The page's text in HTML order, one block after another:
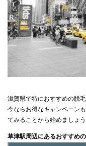
滋賀県で特におすすめの脱
今ならお得なキャンペーン
てみることから始めましょう
草津駅周辺にあるおすすめ